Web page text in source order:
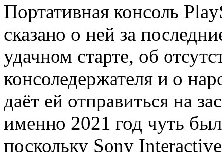
Портативная консоль
сказано о ней за
удачном старте, об
консоледержателя и о
даёт ей отправиться на
именно 2021 год чуть
поскольку Sony